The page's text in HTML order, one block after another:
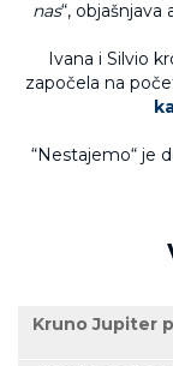
nas“,
Ivana i Silvio
započela na
“Nestajemo“ je
Kruno Jupiter